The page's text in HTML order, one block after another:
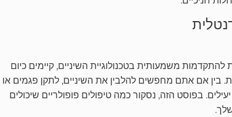
משמעותית בטכנולוגיית השיניים, קיימים כיום
בין אם אתם מחפשים להלבין את השיניים, לתקן פגמים או
בפוסט הזה, נסקור כמה טיפולים פופולריים שיכולים